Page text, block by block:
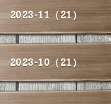
2023-11（21）
2023-10（21）